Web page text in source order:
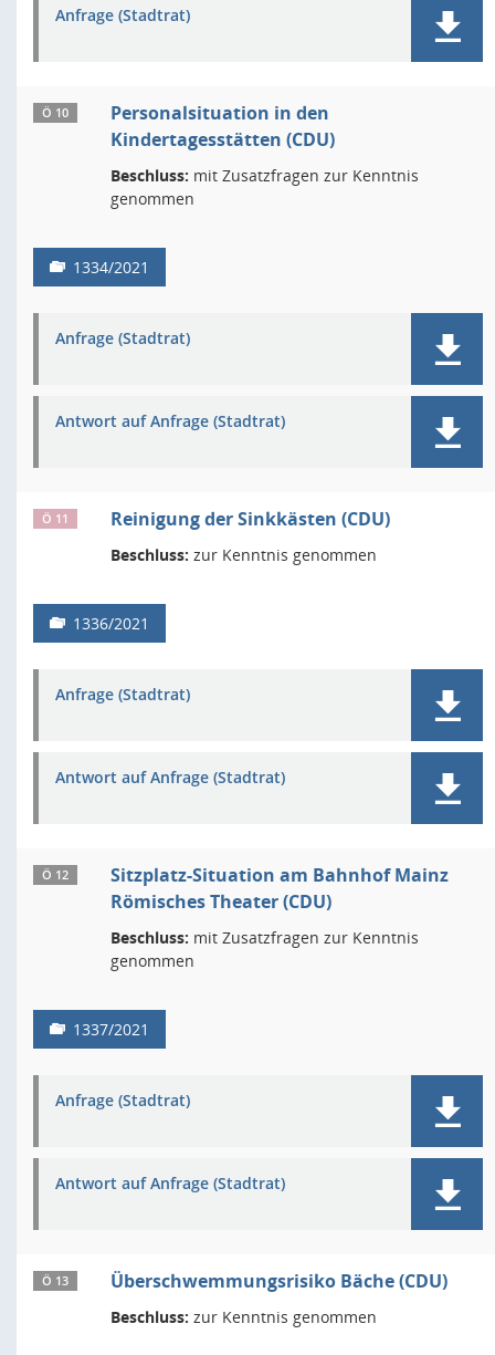
Anfrage (Stadtrat)
Ö 10
Personalsituation in den
Kindertagesstätten (CDU)
Beschluss: mit Zusatzfragen zur Kenntnis
genommen
1334/2021
Anfrage (Stadtrat)
Antwort auf Anfrage (Stadtrat)
Ö 11 Reinigung der Sinkkästen (CDU)
Beschluss: zur Kenntnis genommen
1336/2021
Anfrage (Stadtrat)
Antwort auf Anfrage (Stadtrat)
Ö 12
Sitzplatz-Situation am Bahnhof Mainz
Römisches Theater (CDU)
Beschluss: mit Zusatzfragen zur Kenntnis
genommen
1337/2021
Anfrage (Stadtrat)
Antwort auf Anfrage (Stadtrat)
Ö 13 Überschwemmungsrisiko Bäche (CDU)
Beschluss: zur Kenntnis genommen